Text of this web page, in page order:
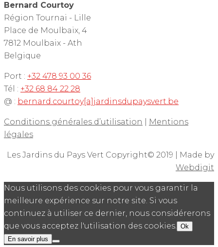
Bernard Courtoy
Région Tournai - Lille
Place de Moulbaix, 4
7812 Moulbaix - Ath
Belgique
Port : +32 478 93 00 36
Tél : +32 68 84 22 28
@ : bernard.courtoy[a]jardinsdupaysvert.be
Conditions générales d’utilisation
Mentions
légales
Les Jardins du Pays Vert Copyright© 2019 | Made by
Webdigit
Nous utilisons des cookies pour vous garantir la
meilleure expérience sur notre site. Si vous
continuez à utiliser ce dernier, nous considérerons
que vous acceptez l'utilisation des cookies. Ok
En savoir plus